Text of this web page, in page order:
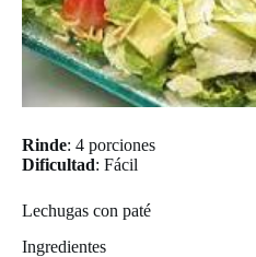
Rinde: 4 porciones
Dificultad: Fácil
Lechugas con paté
Ingredientes